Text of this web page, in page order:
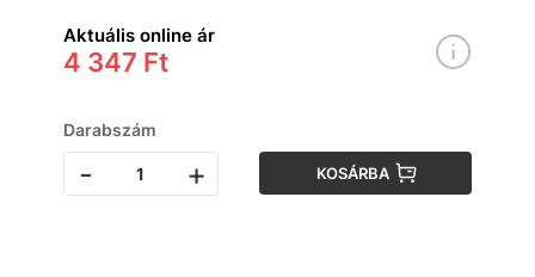
Aktuális online ár
4 347 Ft
Darabszám
- + KOSÁRBA